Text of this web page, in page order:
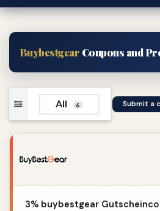
Buybestgear Coupons and
All 6 Submit a
3% buybestgear